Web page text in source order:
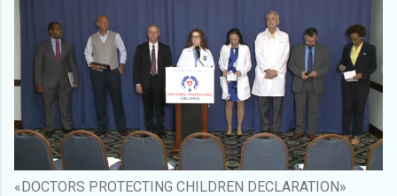
«DOCTORS PROTECTING CHILDREN DECLARATION»